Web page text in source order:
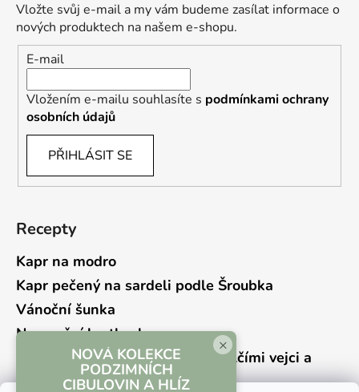
Vložte svůj e-mail a my vám budeme zasílat informace o
nových produktech na našem e-shopu.
E-mail
Vložením e-mailu souhlasíte s podmínkami ochrany
osobních údajů
PŘIHLÁSIT SE
Recepty
Kapr na modro
Kapr pečený na sardeli podle Šroubka
Vánoční šunka
Novoroční hrstkovka
Lehký bramborový salát s křepelčími vejci a
kyselou okurkou
×
NOVÁ KOLEKCE
PODZIMNÍCH
CIBULOVIN A HLÍZ